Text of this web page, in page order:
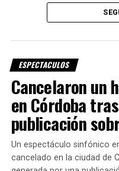
Una canción
representar el
Juegos
«Late el Sur» fue
Marcela Moreloy
artistas argentinas que
esfuerzo, la pasión y el
La producción musical
ESPECTACULOS
Cancelaron un
en Córdoba
publicación
Un espectáculo sinfónico
cancelado en la ciudad de